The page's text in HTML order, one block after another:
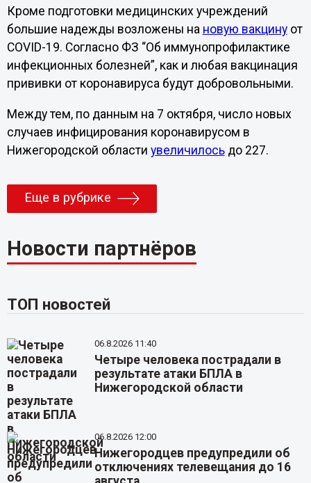
Кроме подготовки медицинских учреждений
большие надежды возложены на новую вакцинуот
COVID-19. Согласно ФЗ “Об иммунопрофилактике
инфекционных болезней”, как и любая вакцинация
прививки от коронавируса будут добровольными.
Между тем, по данным на 7 октября, число новых
случаев инфицирования коронавирусом в
Нижегородской области увеличилосьдо 227.
Еще в рубрике
Новости партнёров
ТОП новостей
06.8.2026 11:40
Четыре человека пострадали в
результате атаки БПЛА в
Нижегородской области
06.8.2026 12:00
Нижегородцев предупредили об
отключениях телевещания до 16